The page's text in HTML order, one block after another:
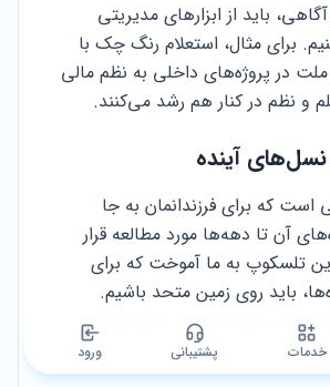
باید از ابزارهای مدیریتی
برای مثال، استعلام رنگ چک با
در پروژه‌های داخلی به نظم مالی
و نظم در کنار هم رشد می‌کنند.
نسل‌های آینده
است که برای فرزندانمان به جا
آن تا دهه‌ها مورد مطالعه قرار
تلسکوپ به ما آموخت که برای
باید روی زمین متحد باشیم.
از علم تا تجارت، کلید موفقیت
خدمات پشتیبانی ورود